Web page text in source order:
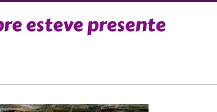
esteve presente